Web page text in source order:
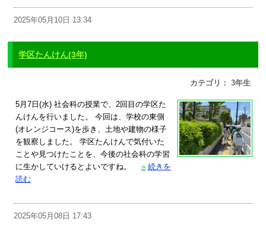
2025年05月10日 13:34
学区たんけん(3年)
カテゴリ： 3年生
5月7日(水) 社会科の授業で、2回目の学区た
んけんを行いました。 今回は、学校の東側
(オレンジコース)を歩き、土地や建物の様子
を観察しました。 学区たんけんで気付いた
ことや見つけたことを、今後の社会科の学習
に生かしていけるとよいですね。
» 続きを
読む
2025年05月08日 17:43